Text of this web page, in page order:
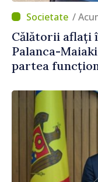
/
Călătorii aflați
Palanca-
partea